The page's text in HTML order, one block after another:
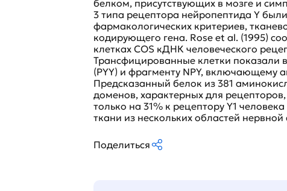
белком, присутствующих в мозге и
3 типа рецептора нейропептида Y
фармакологических критериев,
кодирующего гена. Rose et al. (1995)
клетках COS кДНК человеческого
Трансфицированные клетки показали
(PYY) и фрагменту NPY, включающему
Предсказанный белок из 381
доменов, характерных для
только на 31% к рецептору Y1
ткани из нескольких областей нервной
Поделиться